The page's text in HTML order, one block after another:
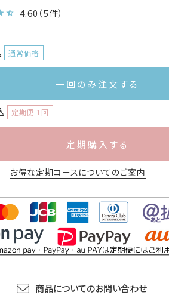
4.60 （5件）
一回のみ注文する
定期購入する
お得な定期コースについてのご案内
商品についてのお問い合わせ